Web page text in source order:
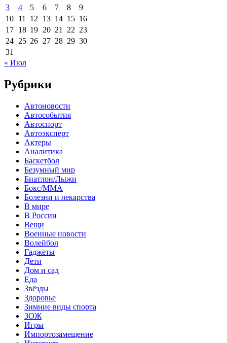
3
4 5 6 7 8
9
10 11 12 13 14 15 16
17 18 19 20 21 22 23
24 25 26 27 28 29 30
31
« Июл
Рубрики
Автоновости
Автособытия
Автоспорт
Автоэксперт
Актеры
Аналитика
Баскетбол
Безумный мир
Биатлон/Лыжи
Бокс/MMA
Болезни и лекарства
В мире
В России
Вещи
Военные новости
Волейбол
Гаджеты
Дети
Дом и сад
Еда
Звёзды
Здоровье
Зимние виды спорта
ЗОЖ
Игры
Импортозамещение